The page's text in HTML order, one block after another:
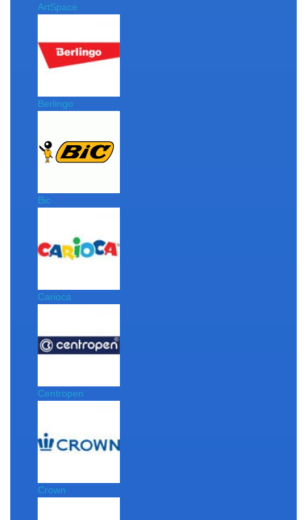
ArtSpace
Berlingo
Bic
Carioca
Centropen
Crown